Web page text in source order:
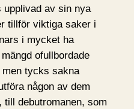
upplivad av sin nya
tillför viktiga saker i
i mycket ha
ofullbordade
tycks sakna
någon av dem
till debutromanen, som